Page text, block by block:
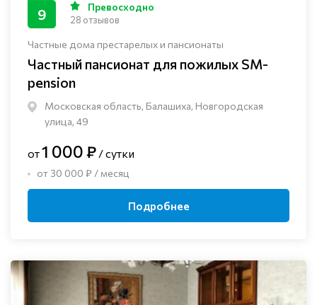
Частные дома престарелых и пансионаты
Частный пансионат для пожилых SM-
pension
Московская область, Балашиха, Новгородская
улица, 49
9 Превосходно
28 отзывов
от1 000 ₽ / сутки
от 30 000 ₽ / месяц
Подробнее